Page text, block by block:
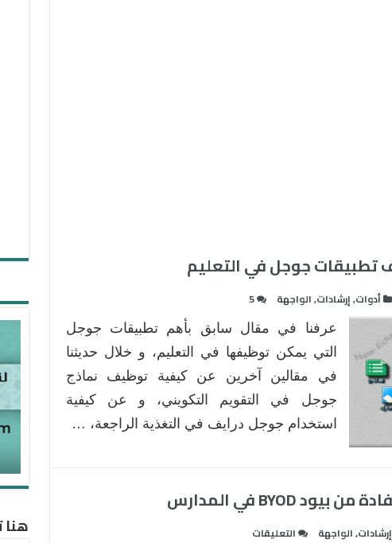
أدوات,إرشادات,الواجهة 5
عرفنا في مقال سابق بأهم تطبيقات جوجل
التي يمكن توظيفها في التعليم، و خلال حديثنا
في مقالين آخرين عن كيفية توظيف نماذج
جوجل في التقويم التكويني، و عن كيفية
استخدام جوجل درايف في التغذية الراجعة، …
إرشادات,الواجهة التعليقات هنا